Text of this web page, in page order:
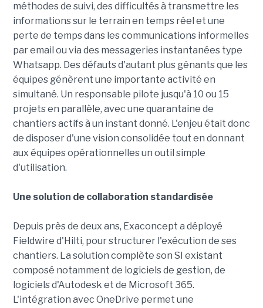
méthodes de suivi, des difficultés à transmettre les
informations sur le terrain en temps réel et une
perte de temps dans les communications informelles
par email ou via des messageries instantanées type
Whatsapp. Des défauts d'autant plus gênants que les
équipes génèrent une importante activité en
simultané. Un responsable pilote jusqu'à 10 ou 15
projets en parallèle, avec une quarantaine de
chantiers actifs à un instant donné. L'enjeu était donc
de disposer d'une vision consolidée tout en donnant
aux équipes opérationnelles un outil simple
d'utilisation.
Une solution de collaboration standardisée
Depuis près de deux ans, Exaconcept a déployé
Fieldwire d'Hilti, pour structurer l'exécution de ses
chantiers. La solution complète son SI existant
composé notamment de logiciels de gestion, de
logiciels d'Autodesk et de Microsoft 365.
L'intégration avec OneDrive permet une